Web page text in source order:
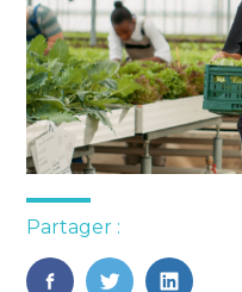
Partager :